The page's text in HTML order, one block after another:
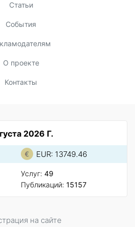
Статьи
События
О проекте
Контакты
2026 Г.
EUR: 13749.46
Услуг: 49
Публикаций: 15157
на сайте